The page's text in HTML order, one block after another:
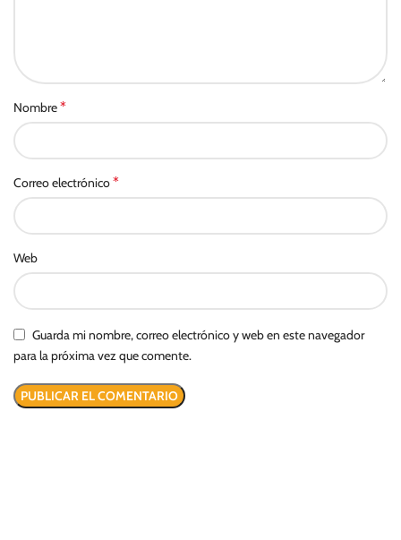
Nombre*
Correo electrónico*
Web
Guarda mi nombre, correo electrónico y web en este navegador
para la próxima vez que comente.